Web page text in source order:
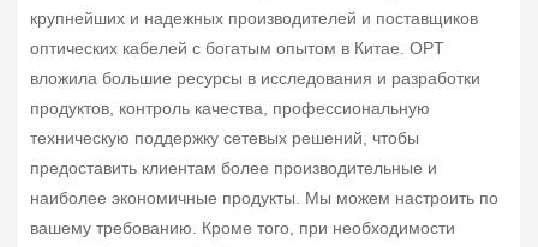
крупнейших и надежных производителей и поставщиков
оптических кабелей с богатым опытом в Китае. OPT
вложила большие ресурсы в исследования и разработки
продуктов, контроль качества, профессиональную
техническую поддержку сетевых решений, чтобы
предоставить клиентам более производительные и
наиболее экономичные продукты. Мы можем настроить по
вашему требованию. Кроме того, при необходимости